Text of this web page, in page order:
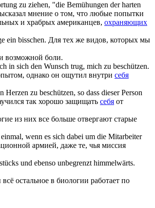
zu ziehen, "die Bemühungen der harten
мнение о том, что любые попытки
и храбрых американцев, охраняющих
ein bisschen. Для тех же видов, которых мы
возможной боли.
in sich den Wunsch trug, mich zu beschützen.
однако он ощутил внутри себя
Herzen zu beschützen, so dass dieser Person
так хорошо защищать себя от
из них все больше отвергают старые
wenn es sich dabei um die Mitarbeiter
армией, даже те, чья миссия
und ebenso unbegrenzt himmelwärts.
остальное в биологии работает по